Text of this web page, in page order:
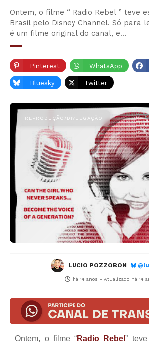
Ontem, o filme “ Radio Rebel ” teve
Brasil pelo Disney Channel. Só para
é um filme original do canal, e…
Pinterest WhatsApp
Bluesky Twitter
LUCIO POZZOBON
há 14 anos - Atualizado há 14
Ontem, o filme “Radio Rebel ”